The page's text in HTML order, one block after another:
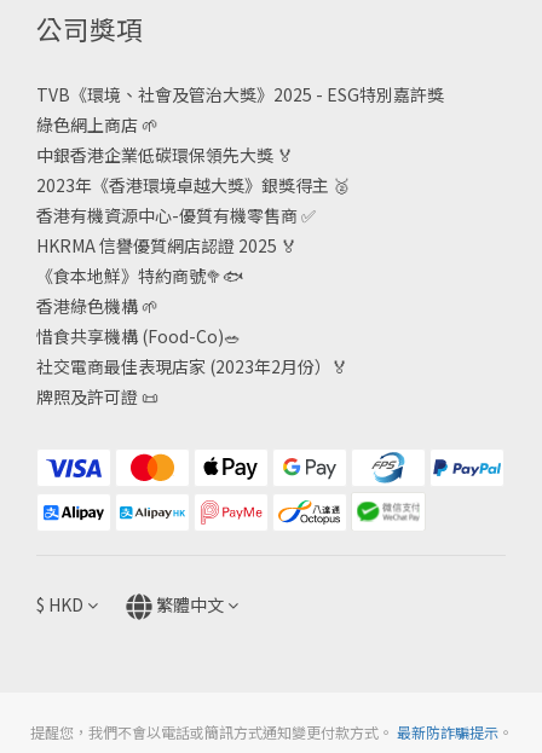
公司獎項
TVB《環境、社會及管治大獎》2025 - ESG特別嘉許獎
綠色網上商店 🌱
中銀香港企業低碳環保領先大獎 🏅
2023年《香港環境卓越大獎》銀獎得主 🥈
香港有機資源中心-優質有機零售商✅
HKRMA 信譽優質網店認證 2025 🏅
《食本地鮮》特約商號🥦🐟
香港綠色機構 🌱
惜食共享機構 (Food-Co)🥗
社交電商最佳表現店家 (2023年2月份）🏅
牌照及許可證 📜
$ HKD 繁體中文
提醒您，我們不會以電話或簡訊方式通知變更付款方式。 最新防詐騙提示。